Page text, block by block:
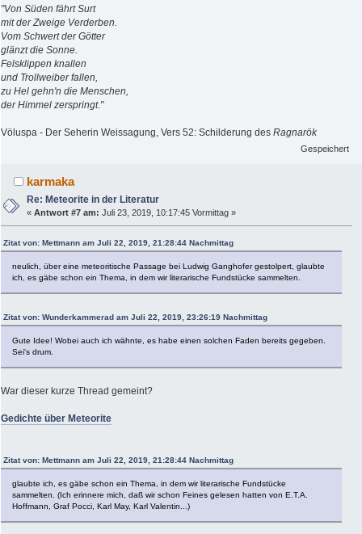
"Von Süden fährt Surt
mit der Zweige Verderben.
Vom Schwert der Götter
glänzt die Sonne.
Felsklippen knallen
und Trollweiber fallen,
zu Hel gehn'n die Menschen,
der Himmel zerspringt."
Völuspa - Der Seherin Weissagung, Vers 52: Schilderung des Ragnarök
Gespeichert
karmaka
Re: Meteorite in der Literatur
«Antwort #7 am: Juli 23, 2019, 10:17:45 Vormittag »
Zitat von: Mettmann am Juli 22, 2019, 21:28:44 Nachmittag
neulich, über eine meteoritische Passage bei Ludwig Ganghofer gestolpert, glaubte
ich, es gäbe schon ein Thema, in dem wir literarische Fundstücke sammelten.
Zitat von: Wunderkammerad am Juli 22, 2019, 23:26:19 Nachmittag
Gute Idee! Wobei auch ich wähnte, es habe einen solchen Faden bereits gegeben.
Sei's drum.
War dieser kurze Thread gemeint?
Gedichte über Meteorite
Zitat von: Mettmann am Juli 22, 2019, 21:28:44 Nachmittag
glaubte ich, es gäbe schon ein Thema, in dem wir literarische Fundstücke
sammelten. (Ich erinnere mich, daß wir schon Feines gelesen hatten von E.T.A.
Hoffmann, Graf Pocci, Karl May, Karl Valentin...)